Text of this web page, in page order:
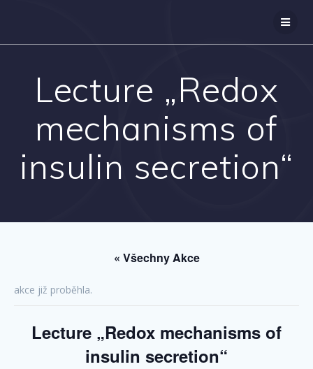
Lecture „Redox
mechanisms of
insulin secretion“
« Všechny Akce
akce již proběhla.
Lecture „Redox mechanisms of
insulin secretion“